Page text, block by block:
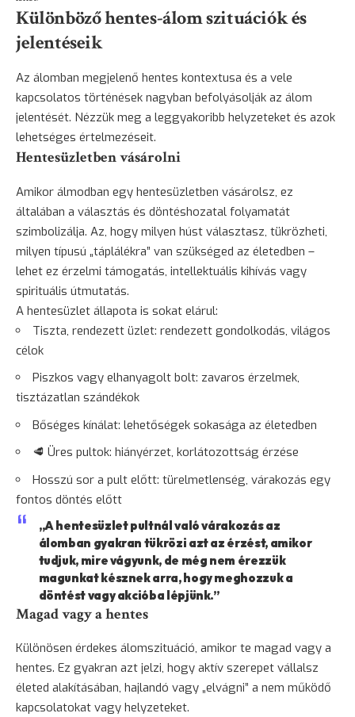
Különböző hentes-álom szituációk és
jelentéseik
Az álomban megjelenő hentes kontextusa és a vele
kapcsolatos történések nagyban befolyásolják az álom
jelentését. Nézzük meg a leggyakoribb helyzeteket és azok
lehetséges értelmezéseit.
Hentesüzletben vásárolni
Amikor álmodban egy hentesüzletben vásárolsz, ez
általában a választás és döntéshozatal folyamatát
szimbolizálja. Az, hogy milyen húst választasz, tükrözheti,
milyen típusú „táplálékra” van szükséged az életedben –
lehet ez érzelmi támogatás, intellektuális kihívás vagy
spirituális útmutatás.
A hentesüzlet állapota is sokat elárul:
Tiszta, rendezett üzlet: rendezett gondolkodás, világos
célok
Piszkos vagy elhanyagolt bolt: zavaros érzelmek,
tisztázatlan szándékok
Bőséges kínálat: lehetőségek sokasága az életedben
🥩 Üres pultok: hiányérzet, korlátozottság érzése
Hosszú sor a pult előtt: türelmetlenség, várakozás egy
fontos döntés előtt
„A hentesüzlet pultnál való várakozás az
álomban gyakran tükrözi azt az érzést, amikor
tudjuk, mire vágyunk, de még nem érezzük
magunkat késznek arra, hogy meghozzuk a
döntést vagy akcióba lépjünk.”
Magad vagy a hentes
Különösen érdekes álomszituáció, amikor te magad vagy a
hentes. Ez gyakran azt jelzi, hogy aktív szerepet vállalsz
életed alakításában, hajlandó vagy „elvágni” a nem működő
kapcsolatokat vagy helyzeteket.